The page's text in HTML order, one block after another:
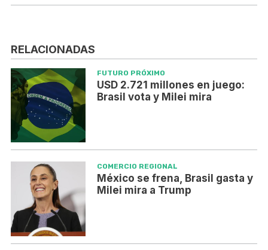
RELACIONADAS
FUTURO PRÓXIMO
USD 2.721 millones en juego:
Brasil vota y Milei mira
COMERCIO REGIONAL
México se frena, Brasil gasta y
Milei mira a Trump